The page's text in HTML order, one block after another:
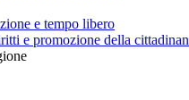
e tempo libero
e promozione della